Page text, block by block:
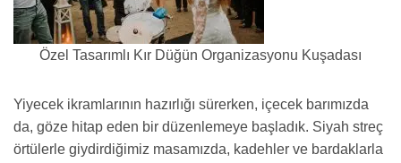
Özel Tasarımlı Kır Düğün Organizasyonu Kuşadası
Yiyecek ikramlarının hazırlığı sürerken, içecek barımızda
da, göze hitap eden bir düzenlemeye başladık. Siyah streç
örtülerle giydirdiğimiz masamızda, kadehler ve bardaklarla